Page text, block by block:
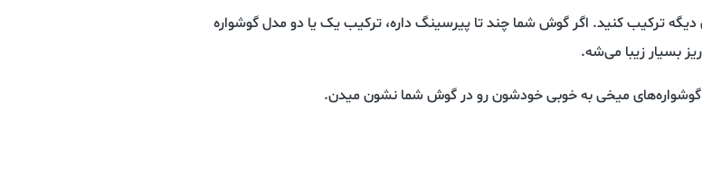
دیگه ترکیب کنید. اگر گوش شما چند تا پیرسینگ داره، ترکیب یک یا دو مدل گوشواره
بسیار زیبا می‌شه.
گوشواره‌های میخی به خوبی خودشون رو در گوش شما نشون میدن.